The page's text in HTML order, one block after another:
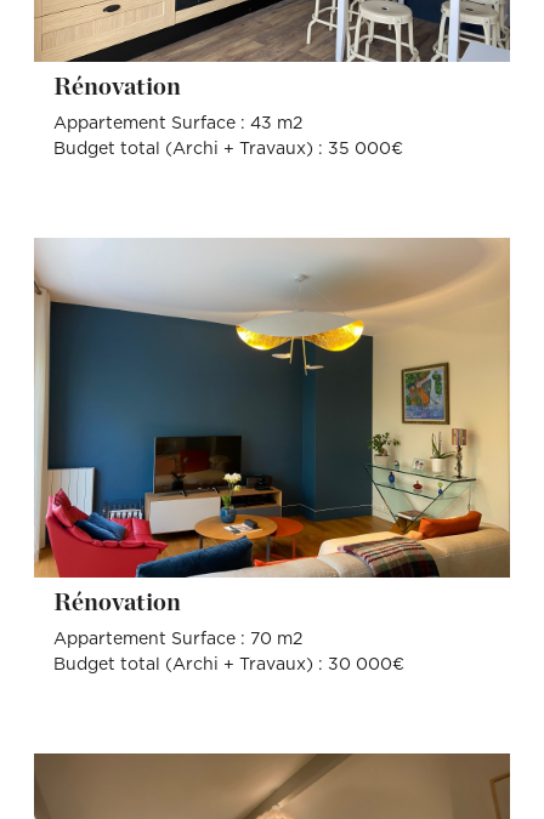
Rénovation
Appartement Surface : 43 m2
Budget total (Archi + Travaux) : 35 000€
Rénovation
Appartement Surface : 70 m2
Budget total (Archi + Travaux) : 30 000€